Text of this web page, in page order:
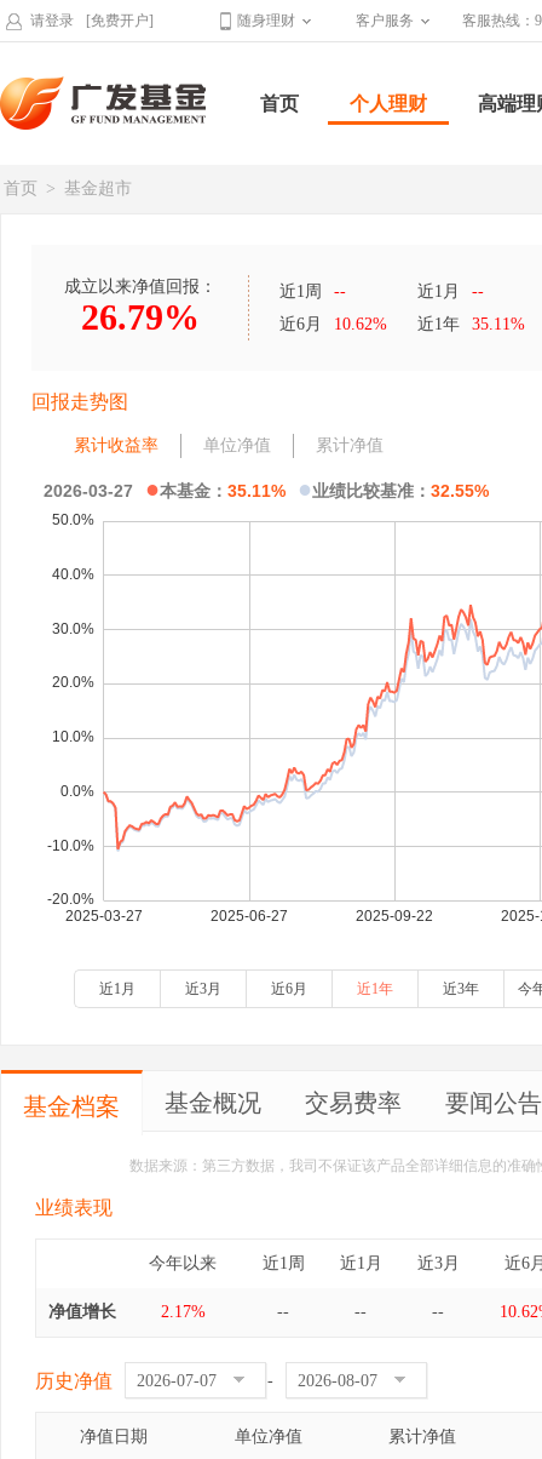
请登录 [免费开户] 随身理财 客户服务 客服热线：
首页 个人理财 高端理
首页 > 基金超市
成立以来净值回报：
26.79%
近1周 -- 近1月
--
近6月
10.62% 近1年 35.11%
回报走势图
累计收益率 单位净值 累计净值
2026-03-27 ●本基金： 35.11% ●业绩比较基准： 32.55%
近1月 近3月 近6月 近1年 近3年 今
基金档案 基金概况 交易费率 要闻公告
数据来源：第三方数据，我司不保证该产品全部详细信息的准
业绩表现
今年以来 近1周 近1月 近3月 近6
净值增长 2.17% -- -- --
历史净值 -
净值日期 单位净值 累计净值